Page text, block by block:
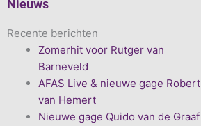
Nieuws
Recente berichten
Zomerhit voor Rutger van
Barneveld
AFAS Live & nieuwe gage Robert
van Hemert
Nieuwe gage Quido van de Graaf